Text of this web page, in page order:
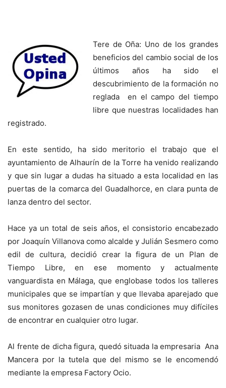
Tere de Oña: Uno de los grandes
beneficios del cambio social de los
últimos años ha sido el
descubrimiento de la formación no
reglada en el campo del tiempo
libre que nuestras localidades han
registrado.
En este sentido, ha sido meritorio el trabajo que el
ayuntamiento de Alhaurín de la Torre ha venido realizando
y que sin lugar a dudas ha situado a esta localidad en las
puertas de la comarca del Guadalhorce, en clara punta de
lanza dentro del sector.
Hace ya un total de seis años, el consistorio encabezado
por Joaquín Villanova como alcalde y Julián Sesmero como
edil de cultura, decidió crear la figura de un Plan de
Tiempo Libre, en ese momento y actualmente
vanguardista en Málaga, que englobase todos los talleres
municipales que se impartían y que llevaba aparejado que
sus monitores gozasen de unas condiciones muy difíciles
de encontrar en cualquier otro lugar.
Al frente de dicha figura, quedó situada la empresaria Ana
Mancera por la tutela que del mismo se le encomendó
mediante la empresa Factory Ocio.